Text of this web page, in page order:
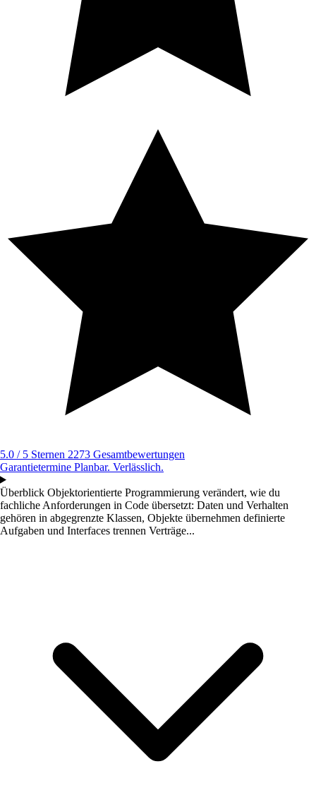
5.0 / 5 Sternen 2273 Gesamtbewertungen
Garantietermine Planbar. Verlässlich.
Überblick Objektorientierte Programmierung verändert, wie du
fachliche Anforderungen in Code übersetzt: Daten und Verhalten
gehören in abgegrenzte Klassen, Objekte übernehmen definierte
Aufgaben und Interfaces trennen Verträge...